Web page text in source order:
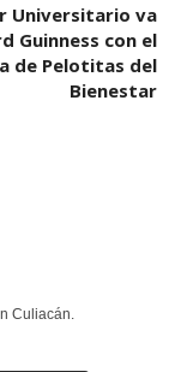
Universitario va
Guinness con el
de Pelotitas del
Bienestar
Culiacán.